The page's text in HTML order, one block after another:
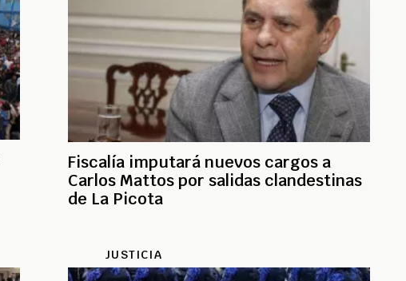
Fiscalía imputará nuevos cargos a
Carlos Mattos por salidas clandestinas
de La Picota
JUSTICIA